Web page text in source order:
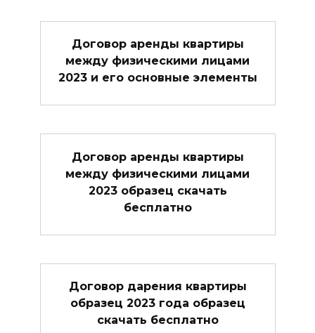
Договор аренды квартиры
между физическими лицами
2023 и его основные элементы
Договор аренды квартиры
между физическими лицами
2023 образец скачать
бесплатно
Договор дарения квартиры
образец 2023 года образец
скачать бесплатно